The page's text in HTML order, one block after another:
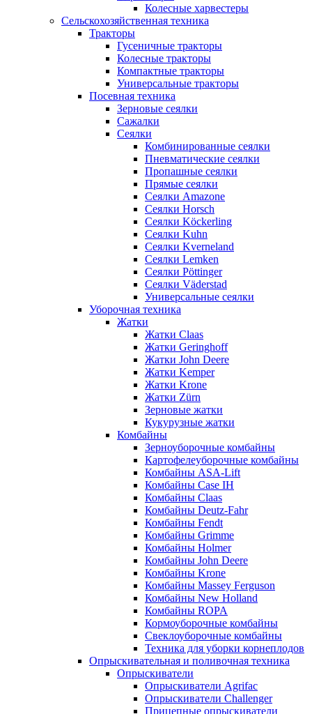
Колесные харвестеры
Сельскохозяйственная техника
Тракторы
Гусеничные тракторы
Колесные тракторы
Компактные тракторы
Универсальные тракторы
Посевная техника
Зерновые сеялки
Сажалки
Сеялки
Комбинированные сеялки
Пневматические сеялки
Пропашные сеялки
Прямые сеялки
Сеялки Amazone
Сеялки Horsch
Сеялки Köckerling
Сеялки Kuhn
Сеялки Kverneland
Сеялки Lemken
Сеялки Pöttinger
Сеялки Väderstad
Универсальные сеялки
Уборочная техника
Жатки
Жатки Claas
Жатки Geringhoff
Жатки John Deere
Жатки Kemper
Жатки Krone
Жатки Zürn
Зерновые жатки
Кукурузные жатки
Комбайны
Зерноуборочные комбайны
Картофелеуборочные комбайны
Комбайны ASA-Lift
Комбайны Case IH
Комбайны Claas
Комбайны Deutz-Fahr
Комбайны Fendt
Комбайны Grimme
Комбайны Holmer
Комбайны John Deere
Комбайны Krone
Комбайны Massey Ferguson
Комбайны New Holland
Комбайны ROPA
Кормоуборочные комбайны
Свеклоуборочные комбайны
Техника для уборки корнеплодов
Опрыскивательная и поливочная техника
Опрыскиватели
Опрыскиватели Agrifac
Опрыскиватели Challenger
Прицепные опрыскиватели